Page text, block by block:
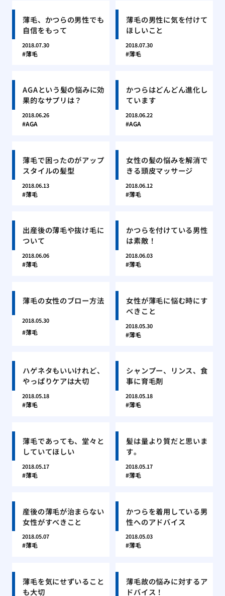
薄毛、かつらの男性でも
自信をもって
2018.07.30
薄毛
薄毛の男性に気を付けて
ほしいこと
2018.07.30
薄毛
AGAという髪の悩みに効
果的なサプリは？
2018.06.26
AGA
かつらはどんどん進化し
ています
2018.06.22
AGA
薄毛で困ったのがアップ
スタイルの髪型
2018.06.13
薄毛
女性の髪の悩みを解消で
きる頭皮マッサージ
2018.06.12
薄毛
出産後の薄毛や抜け毛に
ついて
2018.06.06
薄毛
かつらを付けている男性
は素敵！
2018.06.03
薄毛
薄毛の女性のブロー方法
2018.05.30
薄毛
女性が薄毛に悩む時にす
べきこと
2018.05.30
薄毛
ハゲネタもいいけれど、
やっぱりケアは大切
2018.05.18
薄毛
シャンプー、リンス、食
事に育毛剤
2018.05.18
薄毛
薄毛であっても、堂々と
していてほしい
2018.05.17
薄毛
髪は量より質だと思いま
す。
2018.05.17
薄毛
産後の薄毛が治まらない
女性がすべきこと
2018.05.07
薄毛
かつらを着用している男
性へのアドバイス
2018.05.03
薄毛
薄毛を気にせずいること
も大切
薄毛故の悩みに対するア
ドバイス！